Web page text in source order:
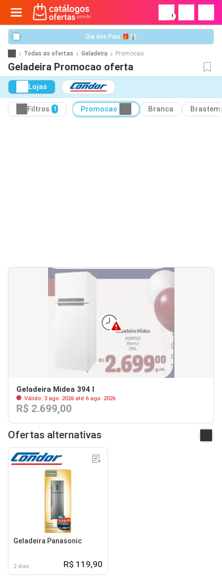
!
Dia dos Pais 🎁👔
Todas as ofertas Geladeira Promocao
Geladeira Promocao oferta
Lojas
Filtros 1 Promocao Branca
Geladeira Midea 394 l
Válido: 3 ago. 2026 até 6 ago. 2026
R$ 2.699,00
Ofertas alternativas
Geladeira Panasonic
2 dias R$ 119,90